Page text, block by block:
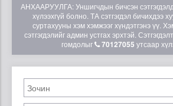
АНХААРУУЛГА: Уншигчдын бичсэн
хүлээхгүй болно. ТА сэтгэгдэл бичихдээ
суртахууны хэм хэмжээг хүндэтгэнэ үү.
сэтгэгдэлийг админ устгах эрхтэй.
гомдолыг
70127055 утсаар